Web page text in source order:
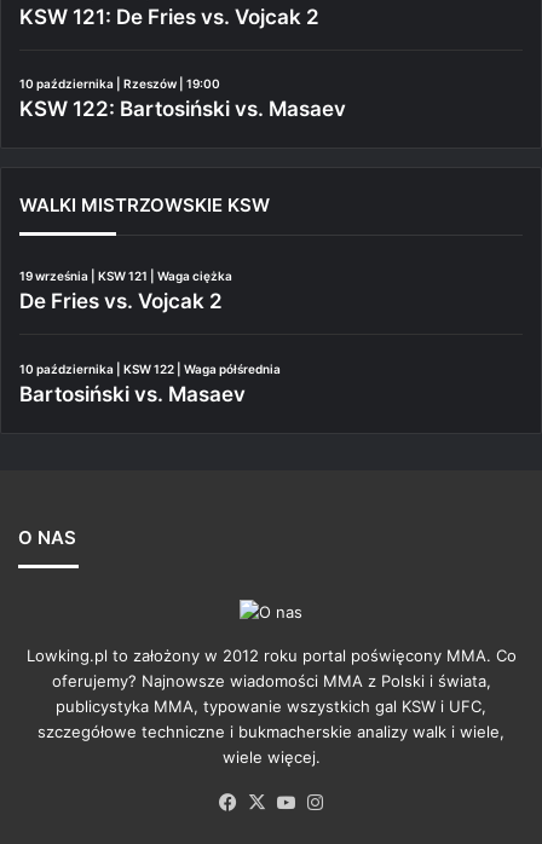
KSW 121: De Fries vs. Vojcak 2
10 października | Rzeszów | 19:00
KSW 122: Bartosiński vs. Masaev
WALKI MISTRZOWSKIE KSW
19 września | KSW 121 | Waga ciężka
De Fries vs. Vojcak 2
10 października | KSW 122 | Waga półśrednia
Bartosiński vs. Masaev
O NAS
Lowking.pl to założony w 2012 roku portal poświęcony MMA. Co
oferujemy? Najnowsze wiadomości MMA z Polski i świata,
publicystyka MMA, typowanie wszystkich gal KSW i UFC,
szczegółowe techniczne i bukmacherskie analizy walk i wiele,
wiele więcej.
Facebook
X YouTube